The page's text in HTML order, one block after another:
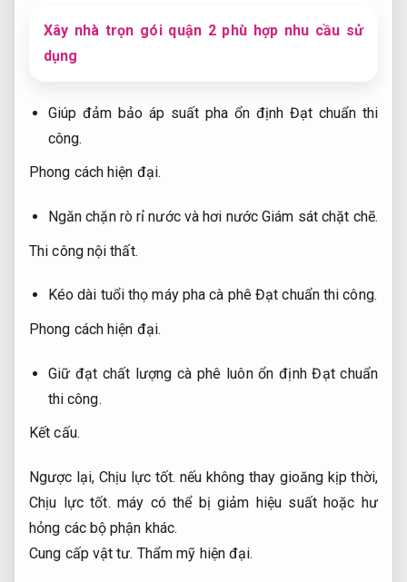
Xây nhà trọn gói quận 2 phù hợp nhu cầu sử
dụng
Giúp đảm bảo áp suất pha ổn định Đạt chuẩn thi
công.
Phong cách hiện đại.
Ngăn chặn rò rỉ nước và hơi nướcGiám sát chặt chẽ.
Thi công nội thất.
Kéo dài tuổi thọ máy pha cà phê Đạt chuẩn thi công.
Phong cách hiện đại.
Giữ đạt chất lượng cà phê luôn ổn địnhĐạt chuẩn
thi công.
Kết cấu.
Ngược lại, Chịu lực tốt. nếu không thay gioăng kịp thời,
Chịu lực tốt. máy có thể bị giảm hiệu suất hoặc hư
hỏng các bộ phận khác.
Cung cấp vật tư. Thẩm mỹ hiện đại.